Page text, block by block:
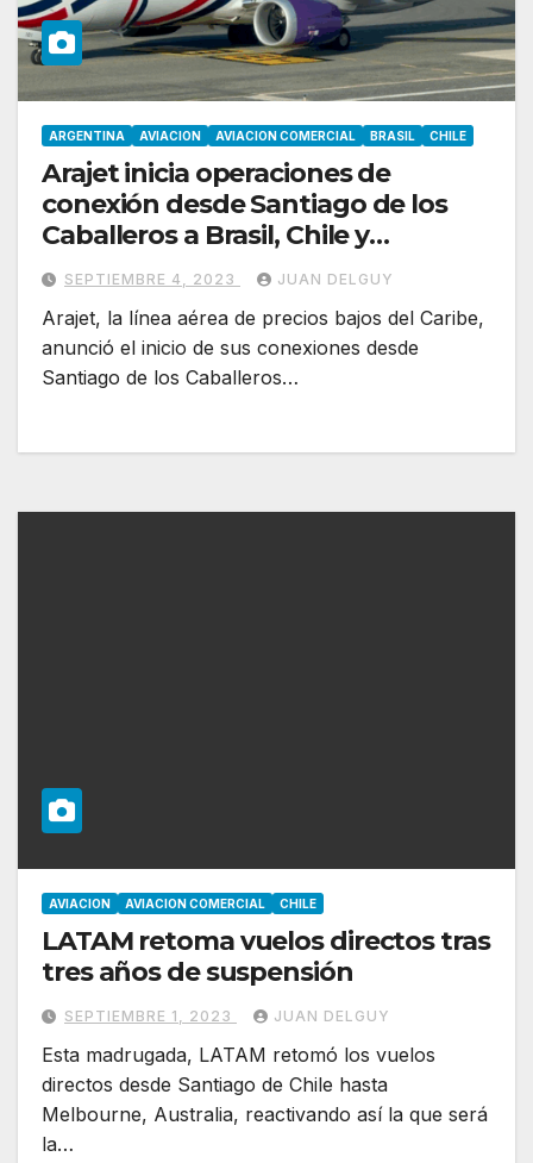
ARGENTINA AVIACION AVIACION COMERCIAL BRASIL CHILE
Arajet inicia operaciones de
conexión desde Santiago de los
Caballeros a Brasil, Chile y
Argentina
SEPTIEMBRE 4, 2023 JUAN DELGUY
Arajet, la línea aérea de precios bajos del Caribe,
anunció el inicio de sus conexiones desde
Santiago de los Caballeros…
AVIACION AVIACION COMERCIAL CHILE
LATAM retoma vuelos directos tras
tres años de suspensión
SEPTIEMBRE 1, 2023 JUAN DELGUY
Esta madrugada, LATAM retomó los vuelos
directos desde Santiago de Chile hasta
Melbourne, Australia, reactivando así la que será
la…